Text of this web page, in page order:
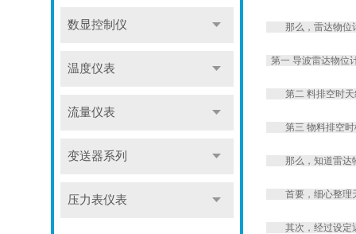
数显控制仪
温度仪表
流量仪表
变送器系列
压力表仪表
那么，雷达物位计
第一 导波雷达物位
第二 料排空时
第三 物料排空
那么，知道雷达物
首要，细心整理
其次，经过设定近